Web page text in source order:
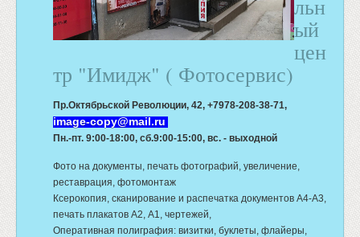
льн
ый
цен
тр "Имидж" ( Фотосервис)
Пр.Октябрьской Революции, 42, +7978-208-38-71,
image-copy@mail.ru
Пн.-пт. 9:00-18:00, сб.9:00-15:00, вс. - выходной
Фото на документы, печать фотографий, увеличение,
реставрация, фотомонтаж
Ксерокопия, сканирование и распечатка документов А4-А3,
печать плакатов А2, А1, чертежей,
Оперативная полиграфия: визитки, буклеты, флайеры,